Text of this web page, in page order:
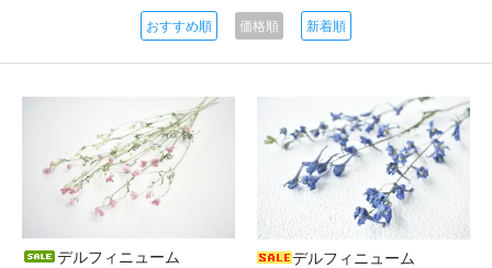
おすすめ順 価格順 新着順
デルフィニューム
デルフィニューム